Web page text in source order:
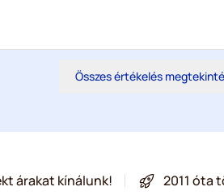
Összes értékelés
árakat kínálunk! 2011 óta